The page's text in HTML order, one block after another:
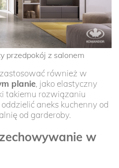
przedpokój z salonem
również w
planie, jako elastyczny
takiemu rozwiązaniu
aneks kuchenny od
od garderoby.
w